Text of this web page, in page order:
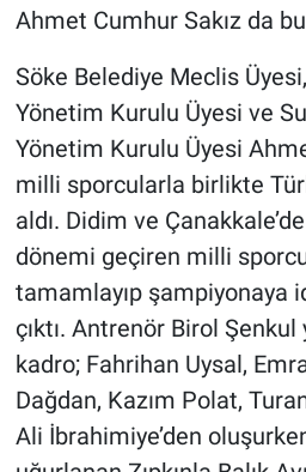
Ahmet Cumhur Sakız da
Söke Belediye Meclis
Yönetim Kurulu Üyesi ve
Yönetim Kurulu Üyesi
milli sporcularla birlikte
aldı. Didim ve
dönemi geçiren milli
tamamlayıp şampiyonaya
çıktı. Antrenör Birol
kadro; Fahrihan Uysal,
Dağdan, Kazım Polat,
Ali İbrahimiye’den